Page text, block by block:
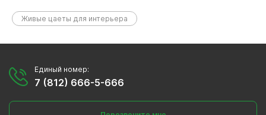
Живые цаеты для интерьера
Единый номер:
7 (812) 666-5-666